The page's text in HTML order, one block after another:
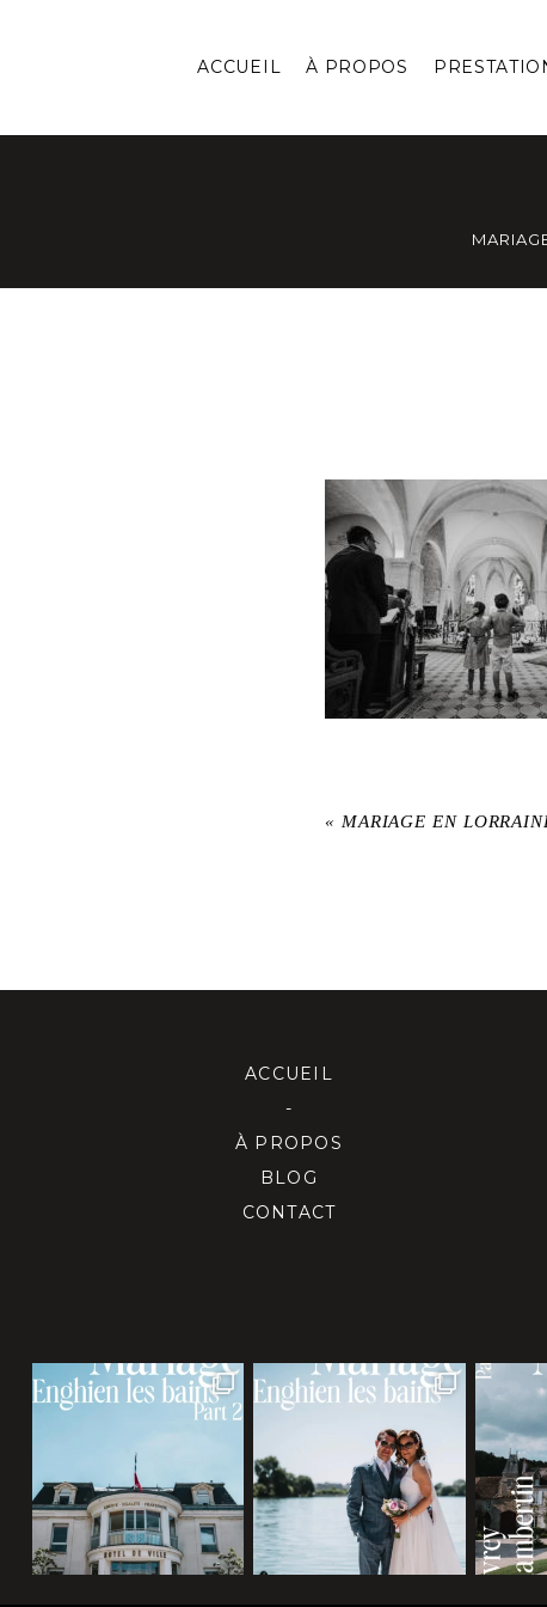
ACCUEIL À PROPOS
« MARIAGE EN
ACCUEIL
-
À PROPOS
BLOG
CONTACT